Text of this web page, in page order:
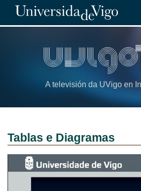
A televisión da UVigo en
Tablas e Diagramas